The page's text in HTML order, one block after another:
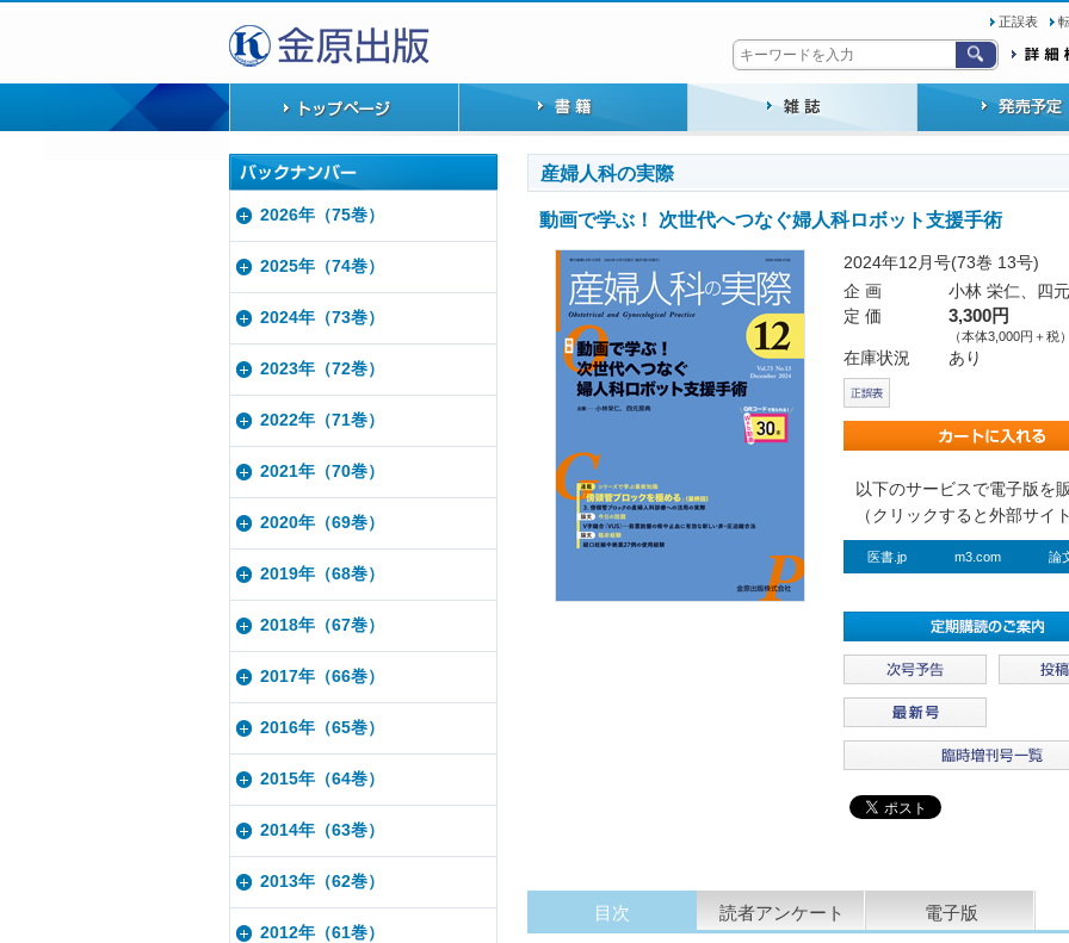
正誤表
産婦人科の実際
動画で学ぶ！ 次世代へつなぐ婦人科ロボット支援手術
2024年12月号(73巻 13号)
企 画
小林 栄仁、四
定 価
3,300円
（本体3,000円＋税
在庫状況 あり
以下のサービスで電子版を
（クリックすると外部サイ
医書.jp m3.com 論
目次 読者アンケート 電子版
2026年（75巻）
2025年（74巻）
2024年（73巻）
2023年（72巻）
2022年（71巻）
2021年（70巻）
2020年（69巻）
2019年（68巻）
2018年（67巻）
2017年（66巻）
2016年（65巻）
2015年（64巻）
2014年（63巻）
2013年（62巻）
2012年（61巻）